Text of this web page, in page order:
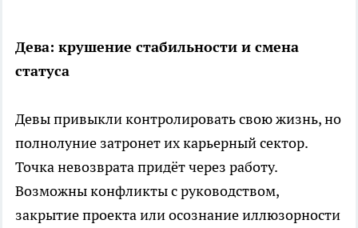
Дева: крушение стабильности и смена
статуса
Девы привыкли контролировать свою жизнь, но
полнолуние затронет их карьерный сектор.
Точка невозврата придёт через работу.
Возможны конфликты с руководством,
закрытие проекта или осознание иллюзорности